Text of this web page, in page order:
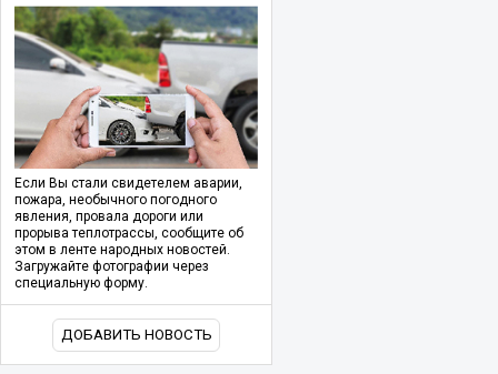
Если Вы стали свидетелем аварии,
пожара, необычного погодного
явления, провала дороги или
прорыва теплотрассы, сообщите об
этом в ленте народных новостей.
Загружайте фотографии через
специальную форму.
ДОБАВИТЬ НОВОСТЬ